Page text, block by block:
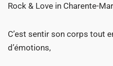
Rock & Love in Charente-
C’est sentir son corps tout
d’émotions,